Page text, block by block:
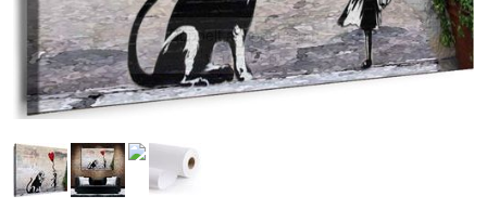
Doppelt antippen zum
vergrößern